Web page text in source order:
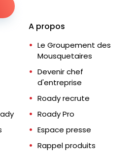
A propos
Le Groupement des
Mousquetaires
Devenir chef
d'entreprise
Roady recrute
Roady Pro
Espace presse
Rappel produits